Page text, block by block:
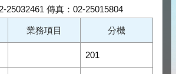
業務項目 分機
25032461 傳真：02-25015804
201